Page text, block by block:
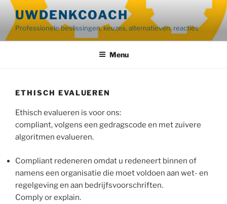
naar
inhoud
UWDENKCOACH
Professionele beslissingen, keuzes, alternatieven, reacties
Menu
ETHISCH EVALUEREN
Ethisch evalueren is voor ons:
compliant, volgens een gedragscode en met zuivere
algoritmen evalueren.
Compliant redeneren omdat u redeneert binnen of
namens een organisatie die moet voldoen aan wet- en
regelgeving en aan bedrijfsvoorschriften.
Comply or explain.